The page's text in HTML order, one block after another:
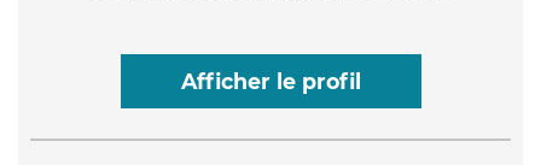
Afficher le profil